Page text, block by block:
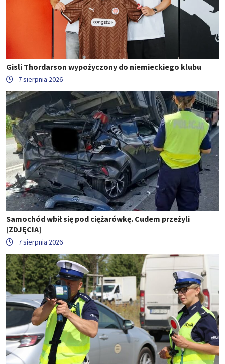
Gisli Thordarson wypożyczony do niemieckiego klubu
7 sierpnia 2026
Samochód wbił się pod ciężarówkę. Cudem przeżyli
[ZDJĘCIA]
7 sierpnia 2026